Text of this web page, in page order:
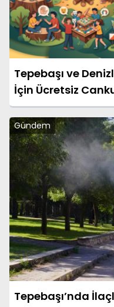
Tepebaşı ve
İçin Ücretsiz
Gündem
Tepebaşı’nda